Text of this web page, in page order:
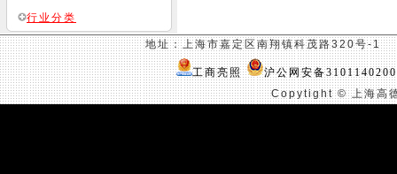
行业分类
地址：上海市嘉定区南翔镇科茂路320号-1
工商亮照
沪公网安备
Copytight ©上海高